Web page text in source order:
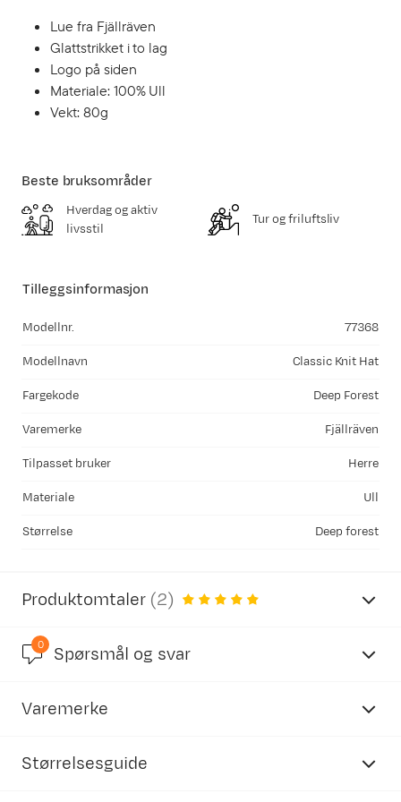
Lue fra Fjällräven
Glattstrikket i to lag
Logo på siden
Materiale: 100% Ull
Vekt: 80g
Tilleggsinformasjon
Modellnr. 77368
Modellnavn Classic Knit Hat
Fargekode Deep Forest
Varemerke Fjällräven
Tilpasset bruker Herre
Materiale Ull
Størrelse Deep forest
Beste bruksområder
Hverdag og aktiv
livsstil
Tur og friluftsliv
Produktomtaler (2)
5.0
0 Spørsmål og svar
Varemerke
Størrelsesguide